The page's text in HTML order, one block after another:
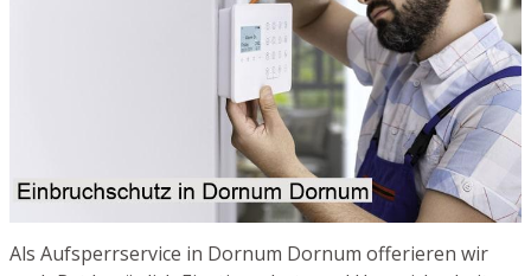
Als Aufsperrservice in Dornum Dornum offerieren wir